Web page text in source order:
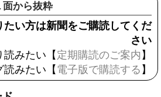
面から抜粋
い方は新聞をご購読してくだ
さい
読みたい【定期購読のご案内 】
読みたい【 電子版で購読する 】